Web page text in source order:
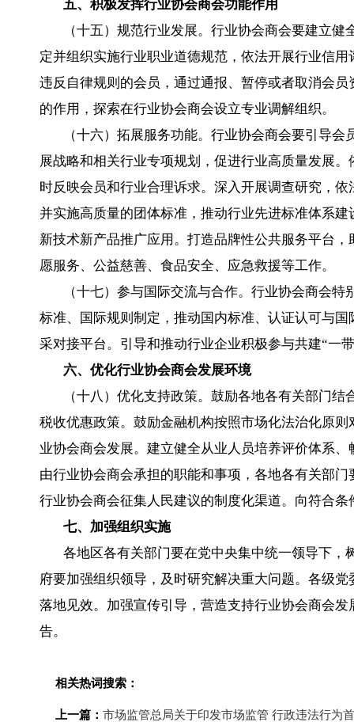
五、积极发挥行业协会商会功能作用
（十五）规范行业发展。行业协会商会要建立
定并组织实施行业职业道德规范，依法开展行业信
违反自律规则的会员，通过通报、暂停或者取消会
的作用，探索在行业协会商会设立专业调解组织。
（十六）拓展服务功能。行业协会商会要引导
展战略和相关行业专项规划，促进行业高质量发展
时反映会员和行业合理诉求。深入开展调查研究，
并实施高质量的团体标准，推动行业先进标准体系
新技术新产品推广应用。打造品牌性公共服务平台
愿服务、公益慈善、食品安全、应急救援等工作。
（十七）参与国际交流与合作。行业协会商会
标准、国际规则制定，推动国内标准、认证认可与
采对接平台。引导和推动行业企业积极参与共建“一
六、优化行业协会商会发展环境
（十八）优化支持政策。鼓励各地各有关部门
税收优惠政策。鼓励金融机构按照市场化法治化原
业协会商会发展。建立健全从业人员培养评价体系
由行业协会商会承担的职能和事项，各地各有关部
行业协会商会征集人民建议的制度化渠道。向符合
七、加强组织实施
各地区各有关部门要在党中央集中统一领导下，
府要加强组织领导，及时研究解决重大问题。各级
落地见效。加强宣传引导，营造支持行业协会商会
告。
相关热词搜索：
上一篇： 市场监管总局关于印发市场监管 行政违法行为